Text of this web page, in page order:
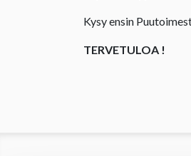
Kysy ensin
TERVETULOA !